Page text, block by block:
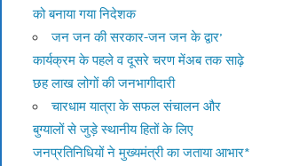
को बनाया गया निदेशक
जन जन की सरकार-जन जन के द्वार’
कार्यक्रम के पहले व दूसरे चरण मेंअब तक साढ़े
छह लाख लोगों की जनभागीदारी
चारधाम यात्रा के सफल संचालन और
बुग्यालों से जुड़े स्थानीय हितों के लिए
जनप्रतिनिधियों ने मुख्यमंत्री का जताया आभार*